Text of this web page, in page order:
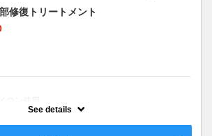
修復トリートメント
See details